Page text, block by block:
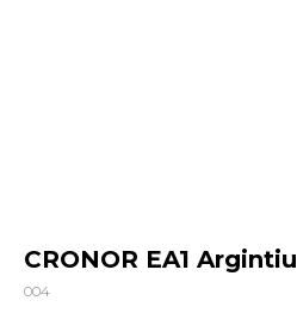
CRONOR EA1 Argintiu
004